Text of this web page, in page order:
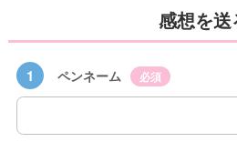
感想を送
1 ペンネーム 必須